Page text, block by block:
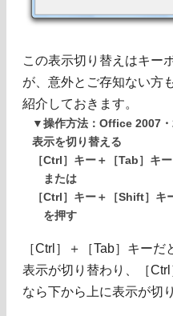
この表示切り替えはキー
が、意外とご存知ない方
紹介しておきます。
▼操作方法：Office 2007
表示を切り替える
［Ctrl］キー＋［Tab］キー
または
［Ctrl］キー＋［Shift］キ
を押す
［Ctrl］＋［Tab］キー
表示が切り替わり、［
なら下から上に表示が切